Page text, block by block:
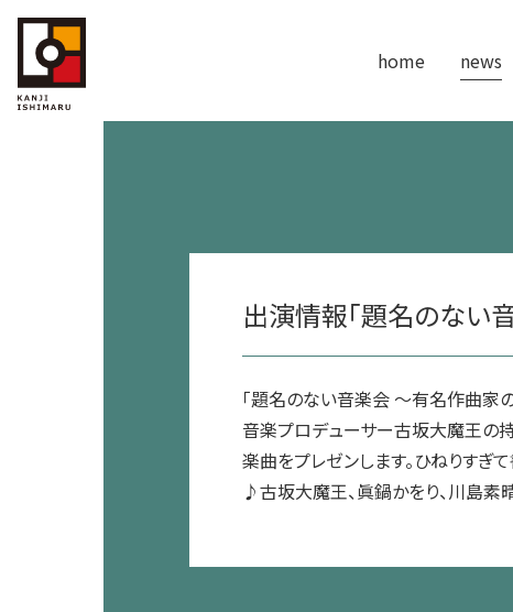
home news
出演情報「題名のない
「題名のない音楽会 ～有名作曲家
音楽プロデューサー古坂大魔王の
楽曲をプレゼンします。ひねりすぎ
♪古坂大魔王、眞鍋かをり、川島素